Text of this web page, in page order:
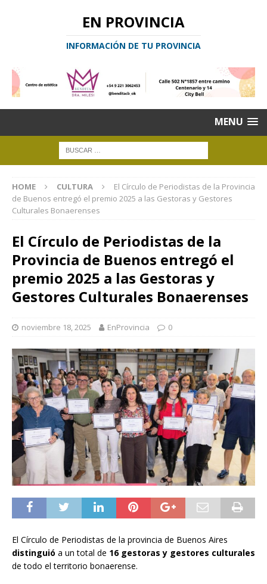
EN PROVINCIA
INFORMACIÓN DE TU PROVINCIA
MENU
HOME CULTURA
El Círculo de Periodistas de la Provincia
de Buenos entregó el premio 2025 a las Gestoras y Gestores
Culturales Bonaerenses
El Círculo de Periodistas de la
Provincia de Buenos entregó el
premio 2025 a las Gestoras y
Gestores Culturales Bonaerenses
noviembre 18, 2025 EnProvincia 0
El Círculo de Periodistas de la provincia de Buenos Aires
distinguió a un total de 16 gestoras y gestores culturales
de todo el territorio bonaerense.